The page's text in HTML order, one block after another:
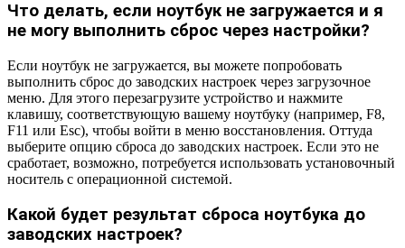
Что делать, если ноутбук не загружается и я
не могу выполнить сброс через настройки?
Если ноутбук не загружается, вы можете попробовать
выполнить сброс до заводских настроек через загрузочное
меню. Для этого перезагрузите устройство и нажмите
клавишу, соответствующую вашему ноутбуку (например, F8,
F11 или Esc), чтобы войти в меню восстановления. Оттуда
выберите опцию сброса до заводских настроек. Если это не
сработает, возможно, потребуется использовать установочный
носитель с операционной системой.
Какой будет результат сброса ноутбука до
заводских настроек?